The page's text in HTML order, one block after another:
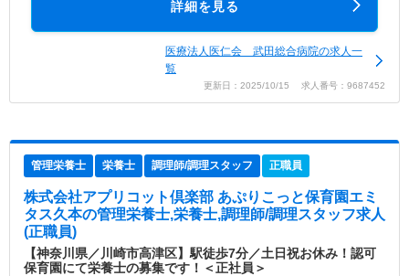
詳細を見る
医療法人医仁会 武田総合病院の求人一
覧
更新日：2025/10/15 求人番号：9687452
管理栄養士 栄養士 調理師/調理スタッフ 正職員
株式会社アプリコット倶楽部 あぷりこっと保育園エミ
タス久本の管理栄養士,栄養士,調理師/調理スタッフ求人
(正職員)
【神奈川県／川崎市高津区】駅徒歩7分／土日祝お休み！認可
保育園にて栄養士の募集です！＜正社員＞